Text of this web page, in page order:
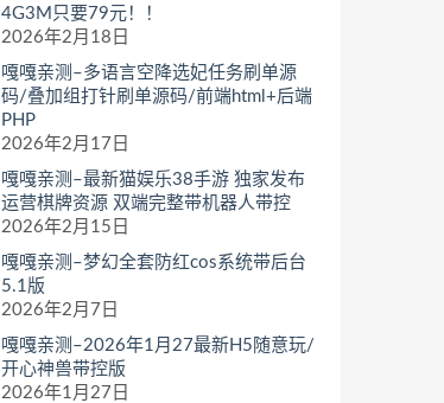
4G3M只要79元！！
2026年2月18日
嘎嘎亲测–多语言空降选妃任务刷单源
码/叠加组打针刷单源码/前端html+后端
PHP
2026年2月17日
嘎嘎亲测–最新猫娱乐38手游 独家发布
运营棋牌资源 双端完整带机器人带控
2026年2月15日
嘎嘎亲测–梦幻全套防红cos系统带后台
5.1版
2026年2月7日
嘎嘎亲测–2026年1月27最新H5随意玩/
开心神兽带控版
2026年1月27日